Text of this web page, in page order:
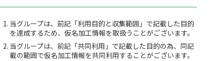
当グループは、前記「利用目的と収集範囲」で記載した目的
を達成するため、仮名加工情報を取扱うことがございます。
当グループは、前記「共同利用」で記載した目的の為、同記
載の範囲で仮名加工情報を共同利用することがございます。